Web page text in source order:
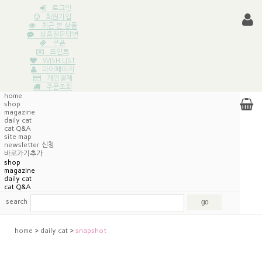
로그인
회원가입
최근 본 상품
상품질문답변
쿠폰
포인트
WISH LIST
마이페이지
개인결제
주문조회
home
shop
magazine
daily cat
cat Q&A
site map
newsletter 신청
바로가기추가
shop
magazine
daily cat
cat Q&A
search
home > daily cat > snapshot